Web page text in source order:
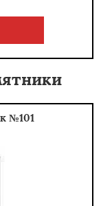
№101